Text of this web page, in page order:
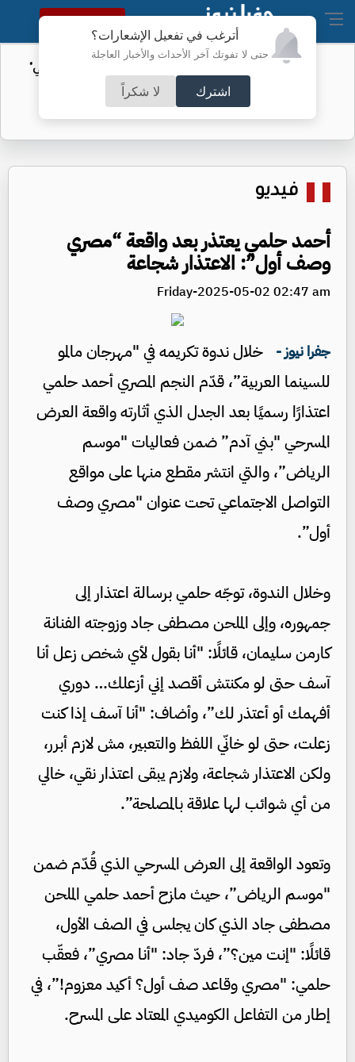
أترغب في تفعيل الإشعارات؟
حتى لا تفوتك آخر الأحداث والأخبار العاجلة
اشترك لا شكراً
النسخة الكاملة
ترامب يصف حكمًا قضائيًا بأنه "عار وطني"
فيديو
أحمد حلمي يعتذر بعد واقعة “مصري
وصف أول”: الاعتذار شجاعة
Friday-2025-05-02 02:47 am
جفرا نيوز -
خلال ندوة تكريمه في "مهرجان مالمو
للسينما العربية”، قدّم النجم المصري أحمد حلمي
اعتذارًا رسميًا بعد الجدل الذي أثارته واقعة العرض
المسرحي "بني آدم” ضمن فعاليات "موسم
الرياض”، والتي انتشر مقطع منها على مواقع
التواصل الاجتماعي تحت عنوان "مصري وصف
أول”.
وخلال الندوة، توجّه حلمي برسالة اعتذار إلى
جمهوره، وإلى الملحن مصطفى جاد وزوجته الفنانة
كارمن سليمان، قائلًا: "أنا بقول لأي شخص زعل أنا
آسف حتى لو مكنتش أقصد إني أزعلك… دوري
أفهمك أو أعتذر لك”، وأضاف: "أنا آسف إذا كنت
زعلت، حتى لو خانّي اللفظ والتعبير، مش لازم أبرر،
ولكن الاعتذار شجاعة، ولازم يبقى اعتذار نقي، خالي
من أي شوائب لها علاقة بالمصلحة”.
وتعود الواقعة إلى العرض المسرحي الذي قُدّم ضمن
"موسم الرياض”، حيث مازح أحمد حلمي الملحن
مصطفى جاد الذي كان يجلس في الصف الأول،
قائلًا: "إنت مين؟”، فردّ جاد: "أنا مصري”، فعقّب
حلمي: "مصري وقاعد صف أول؟ أكيد معزوم!”، في
إطار من التفاعل الكوميدي المعتاد على المسرح.